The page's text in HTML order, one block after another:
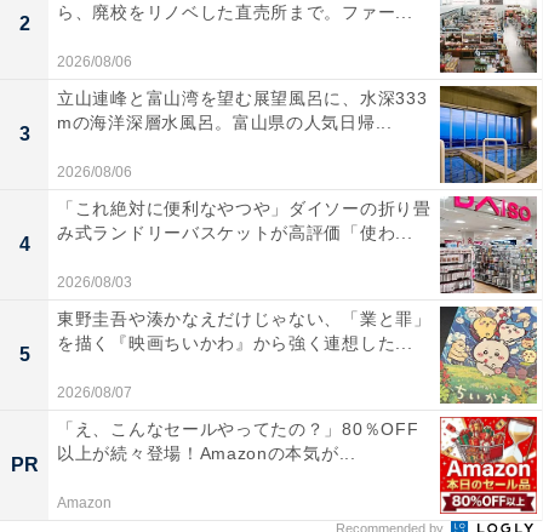
2
ら、廃校をリノベした直売所まで。ファー...
2026/08/06
3
立山連峰と富山湾を望む展望風呂に、水深333
mの海洋深層水風呂。富山県の人気日帰...
2026/08/06
4
「これ絶対に便利なやつや」ダイソーの折り畳
み式ランドリーバスケットが高評価「使わ...
2026/08/03
5
東野圭吾や湊かなえだけじゃない、「業と罪」
を描く『映画ちいかわ』から強く連想した...
2026/08/07
PR
「え、こんなセールやってたの？」80％OFF
以上が続々登場！Amazonの本気が...
Amazon
Recommended by